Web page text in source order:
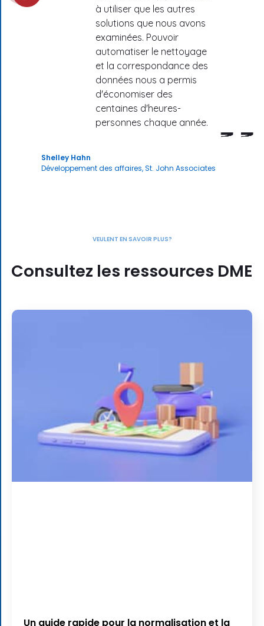
à utiliser que les autres
solutions que nous avons
examinées. Pouvoir
automatiser le nettoyage
et la correspondance des
données nous a permis
d'économiser des
centaines d'heures-
personnes chaque année.
Shelley Hahn
Développement des affaires, St. John Associates
VEULENT EN SAVOIR PLUS?
Consultez les ressources DME
Un guide rapide pour la normalisation et la